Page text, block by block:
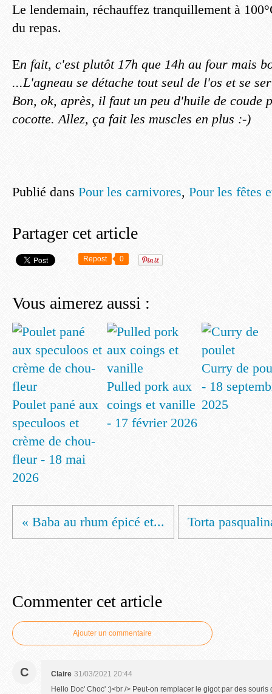
Le lendemain, réchauffez tranquillement à
du repas.
En fait, c'est plutôt 17h que 14h au four mais
...L'agneau se détache tout seul de l'os et se
Bon, ok, après, il faut un peu d'huile de coude
cocotte. Allez, ça fait les muscles en plus :-)
Publié dans Pour les carnivores, Pour les fêtes
Partager cet article
Repost 0
Vous aimerez aussi :
Poulet pané aux
speculoos et
crème de chou-
fleur - 18 mai
2026
Pulled pork aux
coings et vanille
- 17 février 2026
Curry de
- 18
2025
« Baba au rhum épicé et... Torta
Commenter cet article
Ajouter un commentaire
C Claire 31/03/2021 20:44
Hello Doc' Choc' :)<br /> Peut-on remplacer le gigot par des